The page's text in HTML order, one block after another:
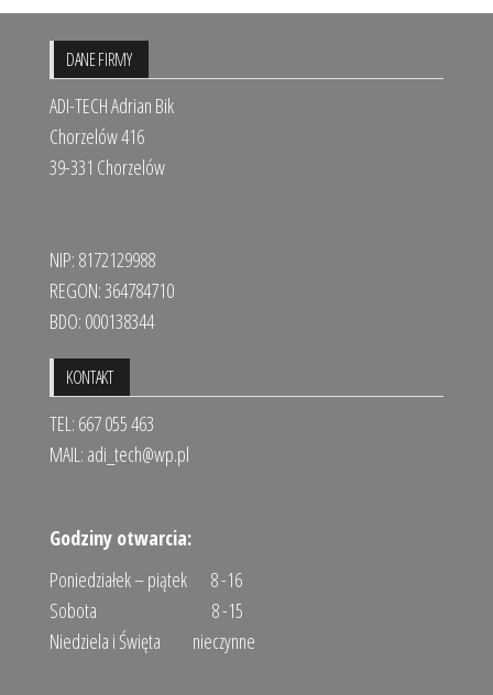
DANE FIRMY
ADI-TECH Adrian Bik
Chorzelów 416
39-331 Chorzelów
NIP: 8172129988
REGON: 364784710
BDO: 000138344
KONTAKT
TEL: 667 055 463
MAIL: adi_tech@wp.pl
Godziny otwarcia:
Poniedziałek – piątek 8 -16
Sobota 8 -15
Niedziela i Święta nieczynne